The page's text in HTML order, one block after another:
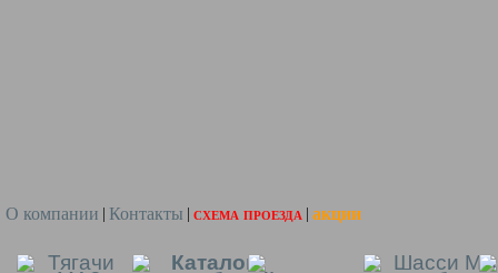
О компании Контакты схема проезда акции